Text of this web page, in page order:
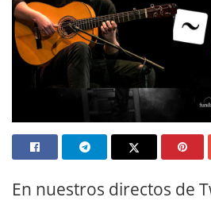
En nuestros directos de